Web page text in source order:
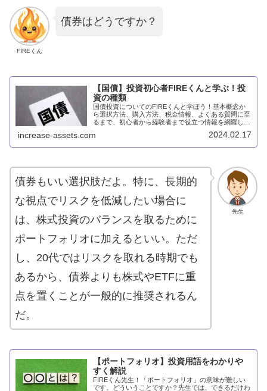
FIREくん
債券はどうですか？
【国債】投資初心者FIREくんと学ぶ！投
資の種類
国債投資についてのFIREくんと学ぼう！基本概念か
ら選択方法、購入方法、税金情報、よくある質問に至
るまで、初心者から経験者まで役立つ情報を網羅して
の市場動向と予測を考慮しながら、安全かつ効果的な
increase-assets.com 2024.02.17
先生
債券もいい選択肢だよ。特に、長期的
な視点でリスクを低減したい場合に
は、株式投資のバランスを取るために
ポートフォリオに加えるといい。ただ
し、20代ではリスクを取れる時期でも
あるから、債券よりも株式やETFに重
点を置くことが一般的に推奨されるん
だ。
【ポートフォリオ】投資用語をわかりや
すく解説
FIREくん先生！「ポートフォリオ」の意味が難しい
です。どういうことですか？先生では、できるだけわ